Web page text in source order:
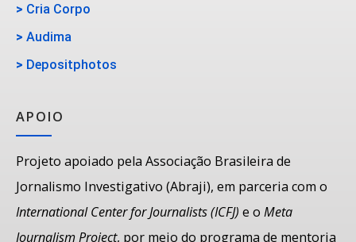
> Cria Corpo
> Audima
> Depositphotos
APOIO
Projeto apoiado pela Associação Brasileira de
Jornalismo Investigativo (Abraji), em parceria com o
International Center for Journalists (ICFJ) e o Meta
Journalism Project, por meio do programa de mentoria